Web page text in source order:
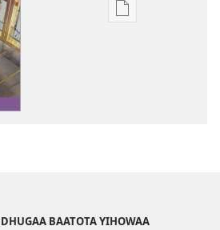
Filannaawwan
BAATOTA YIHOWAA